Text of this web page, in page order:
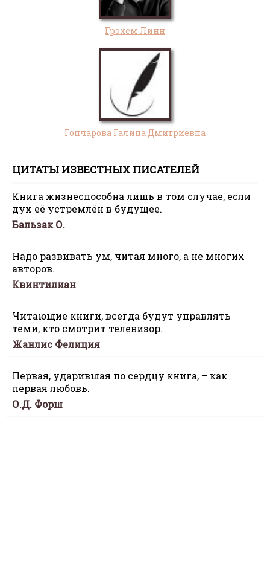
Грэхем Линн
Гончарова Галина Дмитриевна
ЦИТАТЫ ИЗВЕСТНЫХ ПИСАТЕЛЕЙ
Книга жизнеспособна лишь в том случае, если
дух её устремлён в будущее.
Бальзак О.
Надо развивать ум, читая много, а не многих
авторов.
Квинтилиан
Читающие книги, всегда будут управлять
теми, кто смотрит телевизор.
Жанлис Фелиция
Первая, ударившая по сердцу книга, – как
первая любовь.
О.Д. Форш